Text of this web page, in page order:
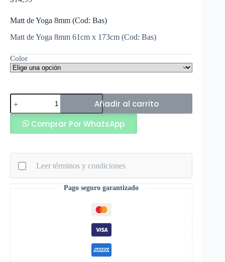
Matt de Yoga 8mm (Cod: Bas)
Matt de Yoga 8mm 61cm x 173cm (Cod: Bas)
Color
Matt
de
Yoga
8mm
(Cod:
Añadir al carrito
Comprar Por WhatsApp
Leer términos y condiciones
Pago seguro garantizado